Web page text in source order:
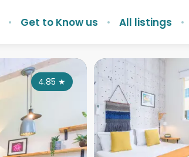
Get to Know us All listings
4.85 ★